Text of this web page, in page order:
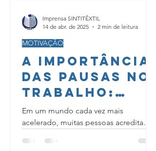
A Importância
das Pausas no
Trabalho:
Como Evitar
Problemas de
Saúde
Em um mundo cada vez mais
acelerado, muitas pessoas acreditam
produtividade. No entanto, a realidade
MOTIVAÇÃO
Imprensa SINTITÊXTIL
14 de abr. de 2025
2 min de leitura